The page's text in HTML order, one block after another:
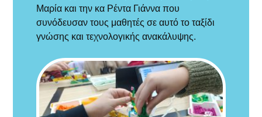
Μαρία και την κα Ρέντα Γιάννα που
συνόδευσαν τους μαθητές σε αυτό το ταξίδι
γνώσης και τεχνολογικής ανακάλυψης.